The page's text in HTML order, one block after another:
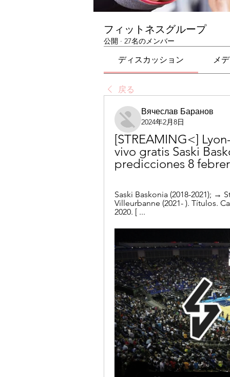
フィットネスグループ
公開 · 27名のメンバー
ディスカッション メ
戻る
Вячеслав Баранов
2024年2月8日
[STREAMING<]
vivo gratis Saski
predicciones 8
Saski Baskonia (2018-2021); →
Villeurbanne (2021- ). Títulos.
2020. [ ...